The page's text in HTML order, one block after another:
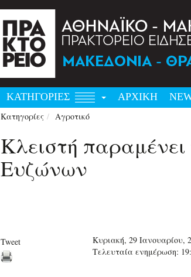
ΚΑΤΗΓΟΡΙΕΣ ΑΡΧΙΚΗ
Κατηγορίες Αγροτικό
Κλειστή παραμένει
Ευζώνων
Tweet
Κυριακή, 29 Ιανουαρίου,
Τελευταία ενημέρωση: